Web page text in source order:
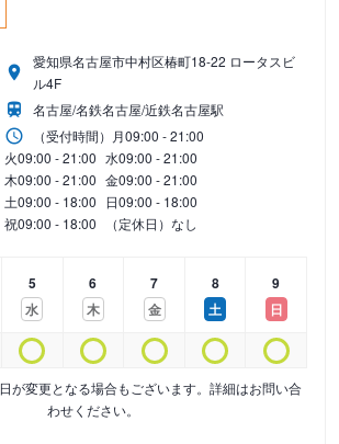
愛知県名古屋市中村区椿町18-22 ロータスビ
ル4F
名古屋/名鉄名古屋/近鉄名古屋駅
（受付時間） 月09:00 - 21:00
火09:00 - 21:00 水09:00 - 21:00
木09:00 - 21:00 金09:00 - 21:00
土09:00 - 18:00 日09:00 - 18:00
祝09:00 - 18:00 （定休日）なし
5
水
6
木
7
金
8
土
9
日
が変更となる場合もございます。詳細はお問い合
わせください。